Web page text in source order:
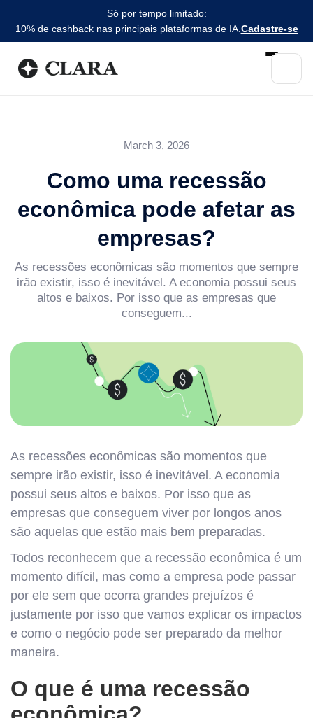
Só por tempo limitado:
10% de cashback nas principais plataformas de IA. Cadastre-se
March 3, 2026
Como uma recessão
econômica pode afetar as
empresas?
As recessões econômicas são momentos que sempre
irão existir, isso é inevitável. A economia possui seus
altos e baixos. Por isso que as empresas que
conseguem...
As recessões econômicas são momentos que
sempre irão existir, isso é inevitável. A economia
possui seus altos e baixos. Por isso que as
empresas que conseguem viver por longos anos
são aquelas que estão mais bem preparadas.
Todos reconhecem que a recessão econômica é um
momento difícil, mas como a empresa pode passar
por ele sem que ocorra grandes prejuízos é
justamente por isso que vamos explicar os impactos
e como o negócio pode ser preparado da melhor
maneira.
O que é uma recessão